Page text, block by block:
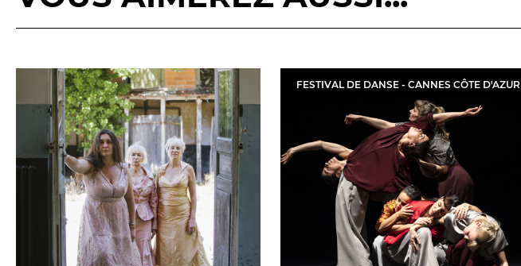
FESTIVAL DE DANSE - CANNES CÔTE D'AZUR